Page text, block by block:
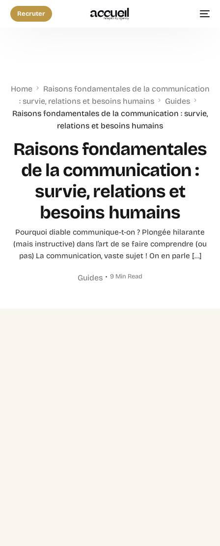
Recruter
Home
Raisons fondamentales de la communication
: survie, relations et besoins humains
Guides
Raisons fondamentales de la communication : survie,
relations et besoins humains
Raisons fondamentales
de la communication :
survie, relations et
besoins humains
Pourquoi diable communique-t-on ? Plongée hilarante
(mais instructive) dans l’art de se faire comprendre (ou
pas) La communication, vaste sujet ! On en parle […]
Guides 9 Min Read